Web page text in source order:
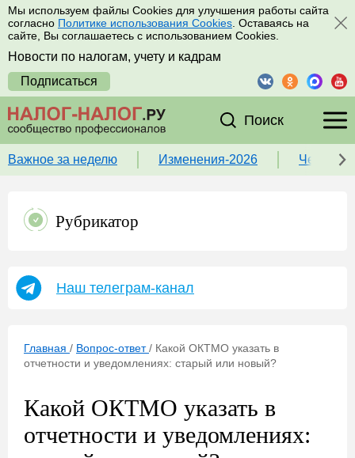
Мы используем файлы Cookies для улучшения работы сайта
согласно Политике использования Cookies . Оставаясь на
сайте, Вы соглашаетесь с использованием Cookies.
Новости по налогам, учету и кадрам
Подписаться
Поиск
Важное за неделю Изменения-2026 Чек-
Рубрикатор
Наш телеграм-канал
Главная / Вопрос-ответ / Какой ОКТМО указать в
отчетности и уведомлениях: старый или новый?
Какой ОКТМО указать в
отчетности и уведомлениях: